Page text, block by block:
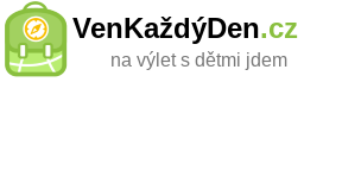
VenKaždýDen.cz
na výlet s dětmi jdem